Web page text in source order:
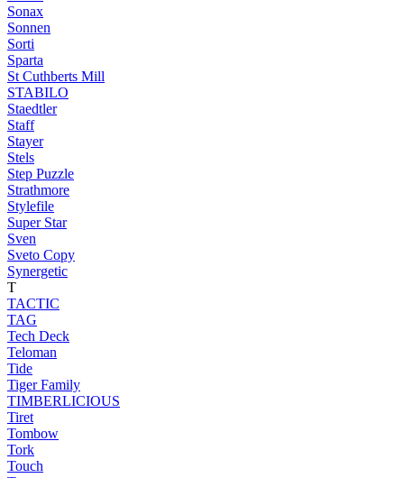
Sonax
Sonnen
Sorti
Sparta
St Cuthberts Mill
STABILO
Staedtler
Staff
Stayer
Stels
Step Puzzle
Strathmore
Stylefile
Super Star
Sven
Sveto Copy
Synergetic
T
TACTIC
TAG
Tech Deck
Teloman
Tide
Tiger Family
TIMBERLICIOUS
Tiret
Tombow
Tork
Touch